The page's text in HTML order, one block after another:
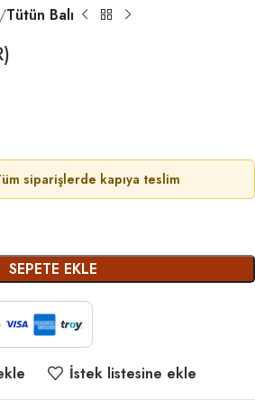
Tütün Balı
siparişlerde kapıya teslim
SEPETE EKLE
İstek listesine ekle